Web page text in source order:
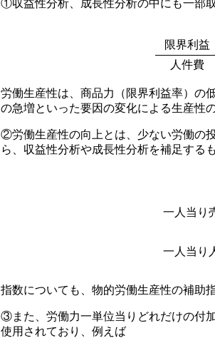
①収益性分析、成長性分析の中にも一部
限界利益
人件費
労働生産性は、商品力（限界利益率）の
の急増といった要因の変化による生産性
②労働生産性の向上とは、少ない労働の
ら、収益性分析や成長性分析を補足する
一人当り
一人当り
指数についても、物的労働生産性の補助
③また、労働力一単位当りどれだけの付
使用されており、例えば